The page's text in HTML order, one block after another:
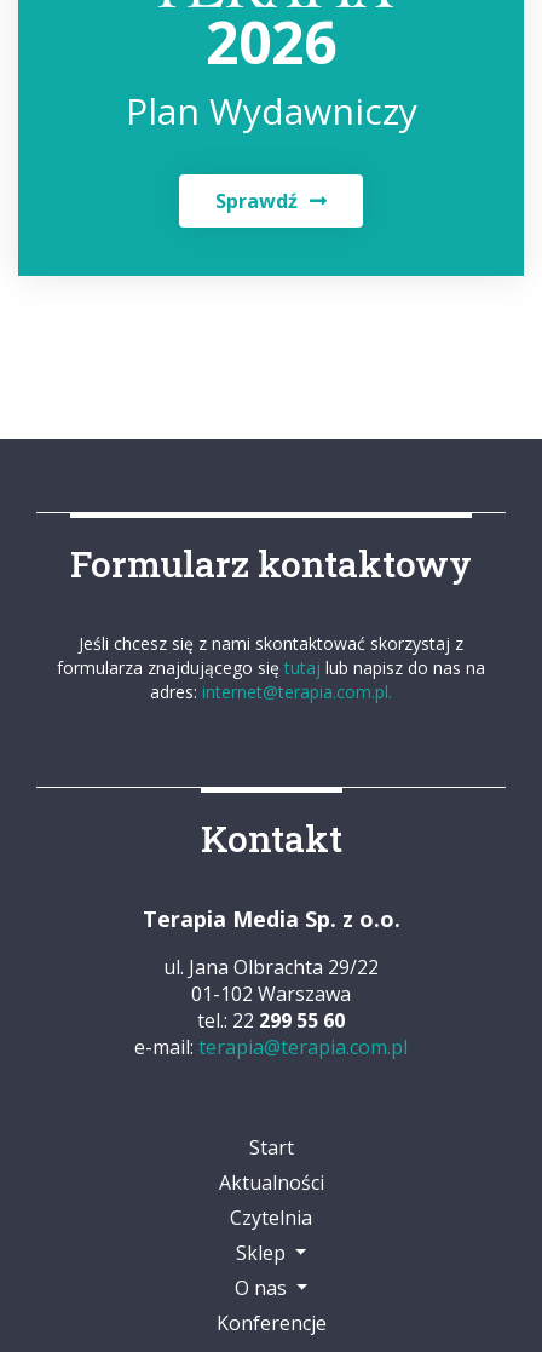
2026
Plan Wydawniczy
Sprawdź
Formularz kontaktowy
Jeśli chcesz się z nami skontaktować skorzystaj z
formularza znajdującego się tutaj lub napisz do nas na
adres: internet@terapia.com.pl.
Kontakt
Terapia Media Sp. z o.o.
ul. Jana Olbrachta 29/22
01-102 Warszawa
tel.: 22 299 55 60
e-mail: terapia@terapia.com.pl
Start
Aktualności
Czytelnia
Sklep
O nas
Konferencje